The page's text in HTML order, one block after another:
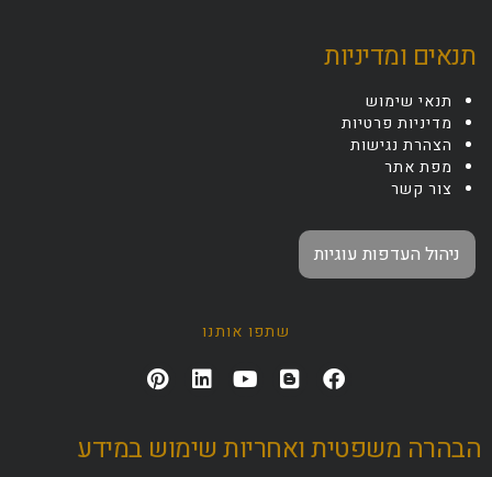
תנאים ומדיניות
תנאי שימוש
מדיניות פרטיות
הצהרת נגישות
מפת אתר
צור קשר
ניהול העדפות עוגיות
שתפו אותנו
הבהרה משפטית ואחריות שימוש במידע